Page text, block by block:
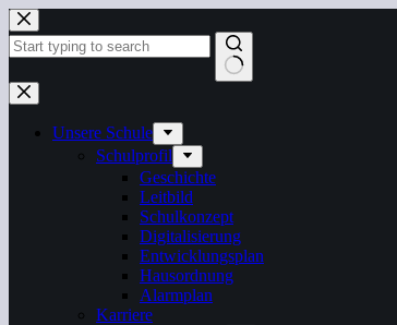
Zum
Inhalt
springen
Keine
Ergebnisse
Unsere Schule
Schulprofil
Geschichte
Leitbild
Schulkonzept
Digitalisierung
Entwicklungsplan
Hausordnung
Alarmplan
Karriere